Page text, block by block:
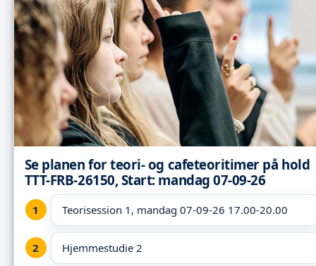
Se planen for teori- og cafeteoritimer på hold
TTT-FRB-26150, Start: mandag 07-09-26
Teorisession 1, mandag 07-09-26 17.00-20.00
Hjemmestudie 2